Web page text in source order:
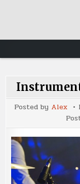
Posted by Alex